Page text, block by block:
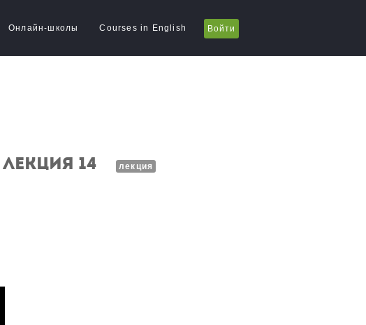
Онлайн-школы Courses in English Войти
14 лекция